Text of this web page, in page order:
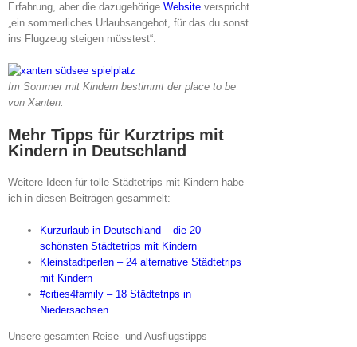
Erfahrung, aber die dazugehörige Website verspricht
„ein sommerliches Urlaubsangebot, für das du sonst
ins Flugzeug steigen müsstest“.
Im Sommer mit Kindern bestimmt der place to be
von Xanten.
Mehr Tipps für Kurztrips mit
Kindern in Deutschland
Weitere Ideen für tolle Städtetrips mit Kindern habe
ich in diesen Beiträgen gesammelt:
Kurzurlaub in Deutschland – die 20
schönsten Städtetrips mit Kindern
Kleinstadtperlen – 24 alternative Städtetrips
mit Kindern
#cities4family – 18 Städtetrips in
Niedersachsen
Unsere gesamten Reise- und Ausflugstipps